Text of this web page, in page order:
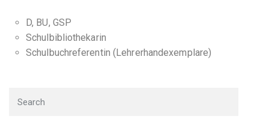
D, BU, GSP
Schulbibliothekarin
Schulbuchreferentin (Lehrerhandexemplare)